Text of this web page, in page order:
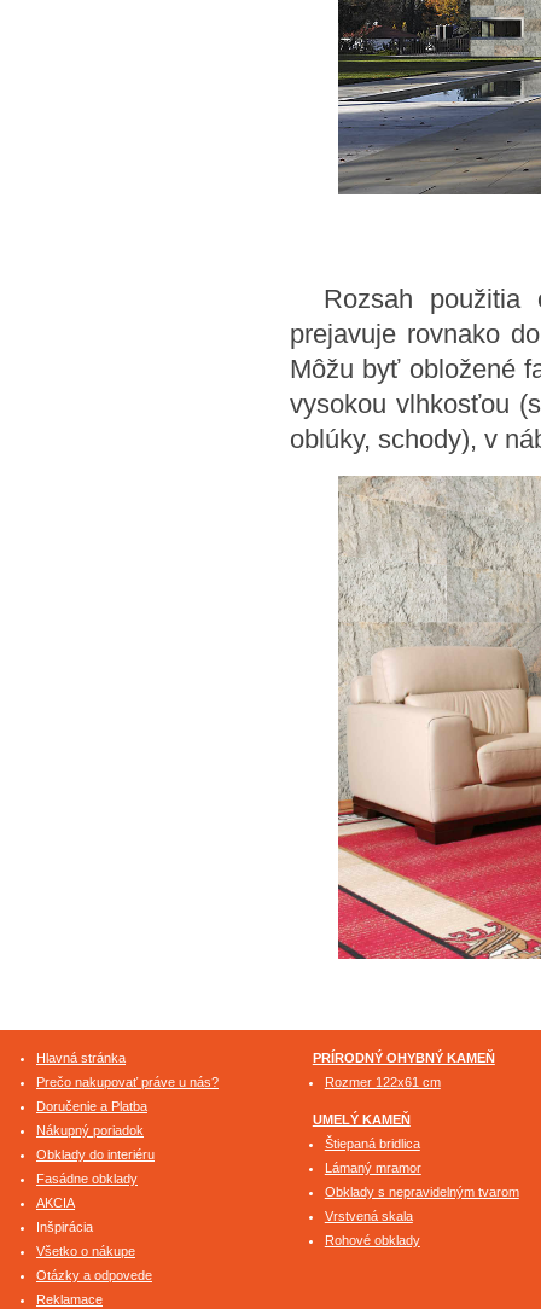
Rozsah použitia
prejavuje rovnako
Môžu byť obložené
vysokou vlhkosťou
oblúky, schody), v
Hlavná stránka
Prečo nakupovať práve u nás?
Doručenie a Platba
Nákupný poriadok
Obklady do interiéru
Fasádne obklady
AKCIA
Inšpirácia
Všetko o nákupe
Otázky a odpovede
Reklamace
PRÍRODNÝ OHYBNÝ KAMEŇ
Rozmer 122x61 cm
UMELÝ KAMEŇ
Štiepaná bridlica
Lámaný mramor
Obklady s nepravidelným tvarom
Vrstvená skala
Rohové obklady